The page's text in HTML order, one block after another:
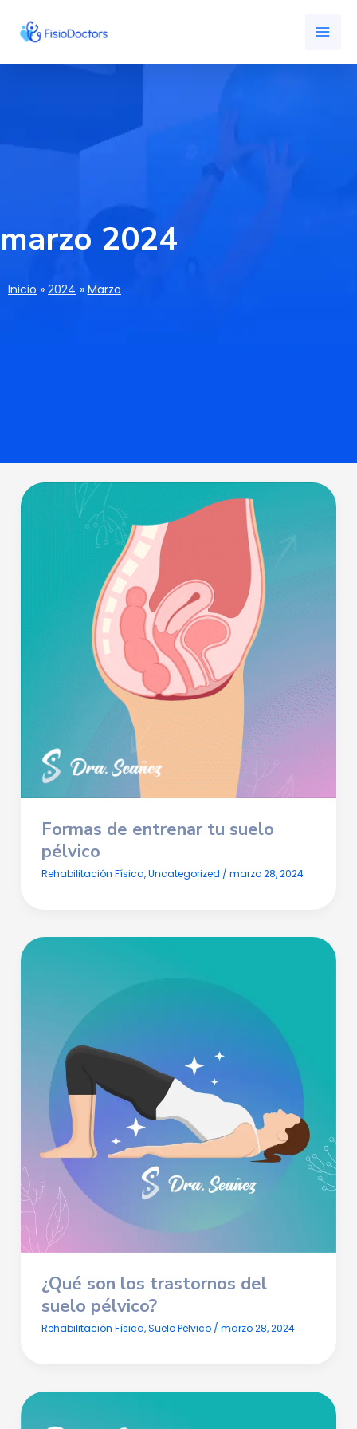
marzo 2024
Inicio 2024 Marzo
Formas de entrenar tu suelo
pélvico
Rehabilitación Física,Uncategorized / marzo 28, 2024
¿Qué son los trastornos del
suelo pélvico?
Rehabilitación Física,Suelo Pélvico/ marzo 28, 2024